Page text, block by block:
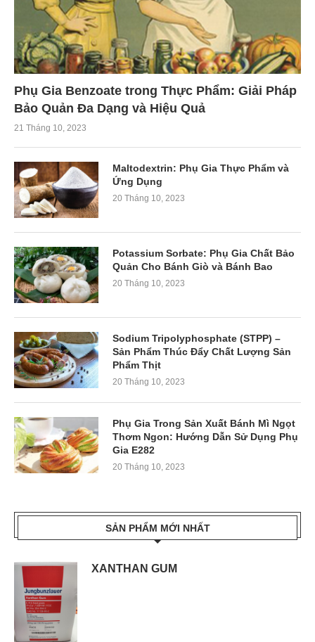
Phụ Gia Benzoate trong Thực Phẩm: Giải Pháp
Bảo Quản Đa Dạng và Hiệu Quả
21 Tháng 10, 2023
Maltodextrin: Phụ Gia Thực Phẩm và
Ứng Dụng
20 Tháng 10, 2023
Potassium Sorbate: Phụ Gia Chất Bảo
Quản Cho Bánh Giò và Bánh Bao
20 Tháng 10, 2023
Sodium Tripolyphosphate (STPP) –
Sản Phẩm Thúc Đẩy Chất Lượng Sản
Phẩm Thịt
20 Tháng 10, 2023
Phụ Gia Trong Sản Xuất Bánh Mì Ngọt
Thơm Ngon: Hướng Dẫn Sử Dụng Phụ
Gia E282
20 Tháng 10, 2023
SẢN PHẨM MỚI NHẤT
XANTHAN GUM